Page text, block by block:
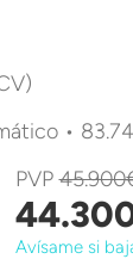
•
PVP
Avísame si